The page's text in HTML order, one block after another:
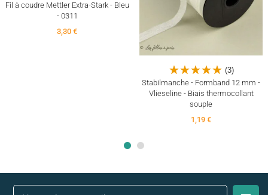
Fil à coudre Mettler Extra-Stark - Bleu
- 0311
3,30 €
(3)
Stabilmanche - Formband 12 mm -
Vlieseline - Biais thermocollant
souple
1,19 €